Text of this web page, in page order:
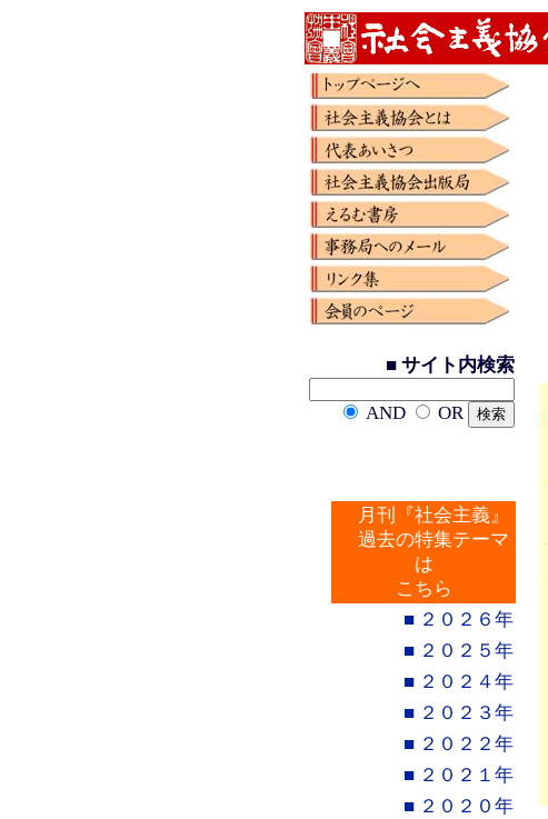
■ サイト内検索
AND OR
月刊『社会主義』
過去の特集テーマ
は
こちら
■ ２０２６年
■ ２０２５年
■ ２０２４年
■ ２０２３年
■ ２０２２年
■ ２０２１年
■ ２０２０年